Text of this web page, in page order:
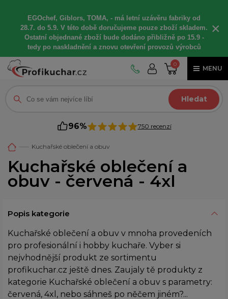
EGOchef, Giblors, TOMA, - má letní uzávěru fabriky od
28.7. do 5.9. V této době doručujeme pouze zboží skladem.
Ostatní objednané zboží bude dodáno přibližně po 15.9 -
tedy po naskladnění a znovu otevření provozů výrobců
×
0
MENU
Hledat
96% 750 recenzí
Kuchařské oblečení a obuv
Kuchařské oblečení a
obuv - červená - 4xl
Popis kategorie
Kuchařské oblečení a obuv v mnoha provedeních
pro profesionální i hobby kuchaře. Vyber si
nejvhodnější produkt ze sortimentu
profikuchar.cz ještě dnes. Zaujaly tě produkty z
kategorie Kuchařské oblečení a obuv s parametry:
červená, 4xl, nebo sáhneš po něčem jiném?...